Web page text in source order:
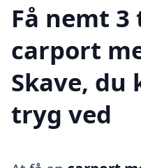
Få nemt
carport
Skave,
tryg ved